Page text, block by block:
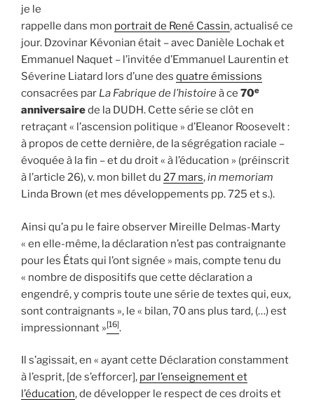
je le
rappelle dans mon portrait de René Cassin, actualisé ce
jour. Dzovinar Kévonian était – avec Danièle Lochak et
Emmanuel Naquet – l’invitée d’Emmanuel Laurentin et
Séverine Liatard lors d’une des quatre émissions
consacrées par La Fabrique de l’histoireà ce 70e
anniversairede la DUDH. Cette série se clôt en
retraçant « l’ascension politique » d’Eleanor Roosevelt :
à propos de cette dernière, de la ségrégation raciale –
évoquée à la fin – et du droit « à l’éducation » (préinscrit
à l’article 26), v. mon billet du 27 mars,in memoriam
Linda Brown (et mes développements pp. 725 et s.).
Ainsi qu’a pu le faire observer Mireille Delmas-Marty
« en elle-même, la déclaration n’est pas contraignante
pour les États qui l’ont signée » mais, compte tenu du
« nombre de dispositifs que cette déclaration a
engendré, y compris toute une série de textes qui, eux,
sont contraignants », le « bilan, 70 ans plus tard, (…) est
impressionnant »[16].
Il s’agissait, en « ayant cette Déclaration constamment
à l’esprit, [de s’efforcer], par l’enseignement et
l’éducation, de développer le respect de ces droits et